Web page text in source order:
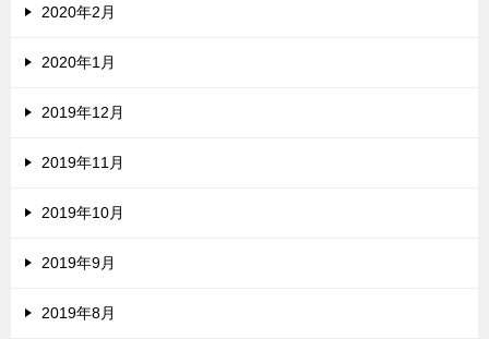
2020年2月
2020年1月
2019年12月
2019年11月
2019年10月
2019年9月
2019年8月